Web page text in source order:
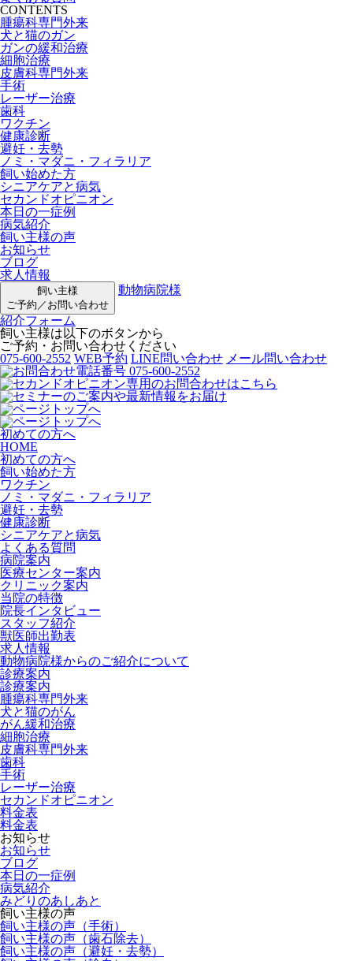
CONTENTS
腫瘍科専門外来
犬と猫のガン
ガンの緩和治療
細胞治療
皮膚科専門外来
手術
レーザー治療
歯科
ワクチン
健康診断
避妊・去勢
ノミ・マダニ・フィラリア
飼い始めた方
シニアケアと病気
セカンドオピニオン
本日の一症例
病気紹介
飼い主様の声
お知らせ
ブログ
求人情報
飼い主様
ご予約／お問い合わせ
動物病院様
紹介フォーム
飼い主様は以下のボタンから
ご予約・お問い合わせください
075-600-2552 WEB予約 LINE問い合わせ メール問い合わせ
初めての方へ
HOME
初めての方へ
飼い始めた方
ワクチン
ノミ・マダニ・フィラリア
避妊・去勢
健康診断
シニアケアと病気
よくある質問
病院案内
医療センター案内
クリニック案内
当院の特徴
院長インタビュー
スタッフ紹介
獣医師出勤表
求人情報
動物病院様からのご紹介について
診療案内
診療案内
腫瘍科専門外来
犬と猫のがん
がん緩和治療
細胞治療
皮膚科専門外来
歯科
手術
レーザー治療
セカンドオピニオン
料金表
料金表
お知らせ
お知らせ
ブログ
本日の一症例
病気紹介
みどりのあしあと
飼い主様の声
飼い主様の声（手術）
飼い主様の声（歯石除去）
飼い主様の声（避妊・去勢）